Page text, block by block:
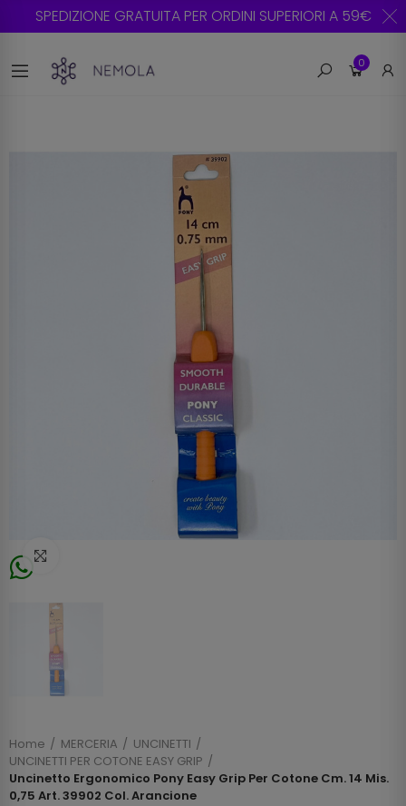
SPEDIZIONE GRATUITA PER ORDINI SUPERIORI A 59€
0
Home MERCERIA
UNCINETTI
UNCINETTI PER COTONE EASY GRIP
Uncinetto Ergonomico Pony Easy Grip Per Cotone Cm. 14 Mis.
0,75 Art. 39902 Col. Arancione